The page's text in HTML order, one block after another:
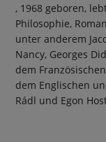
, 1968 geboren,
Philosophie,
unter anderem
Nancy, Georges
dem
dem Englischen
Rádl und Egon